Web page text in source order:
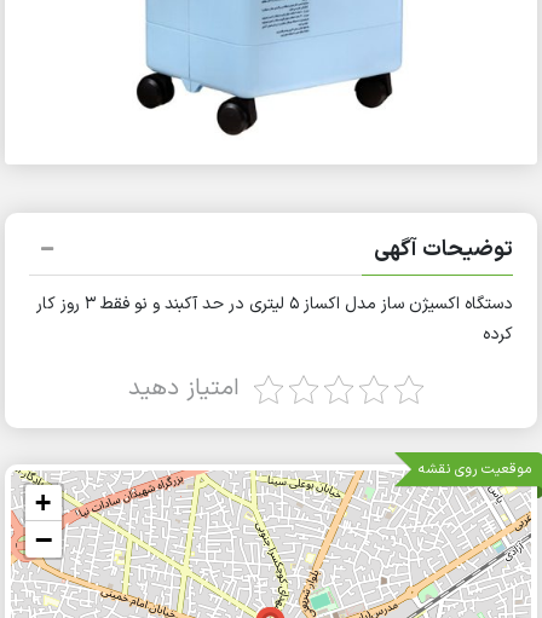
توضیحات آگهی
دستگاه اکسیژن ساز مدل اکساز ۵ لیتری در حد آکبند و نو فقط ۳ روز کار
کرده
امتیاز دهید
موقعیت روی نقشه
+
−